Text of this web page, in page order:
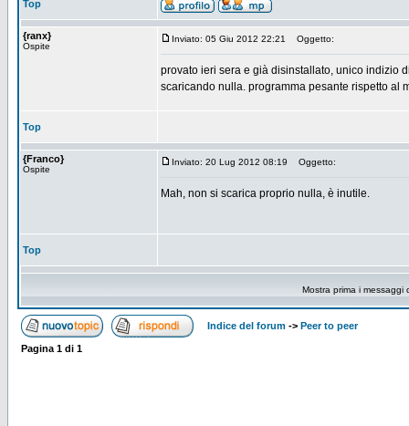
Top
{ranx}
Ospite
Inviato: 05 Giu 2012 22:21 Oggetto:
provato ieri sera e già disinstallato, unico indizio
scaricando nulla. programma pesante rispetto al
Top
{Franco}
Ospite
Inviato: 20 Lug 2012 08:19 Oggetto:
Mah, non si scarica proprio nulla, è inutile.
Top
Mostra prima i messaggi
Indice del forum -> Peer to peer
Pagina 1 di 1